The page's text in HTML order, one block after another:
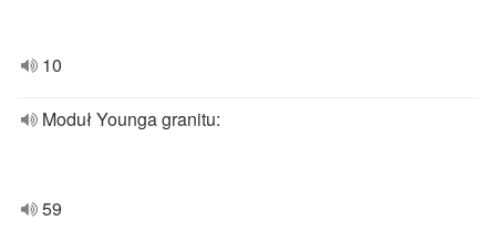
10
Moduł Younga granitu:
59